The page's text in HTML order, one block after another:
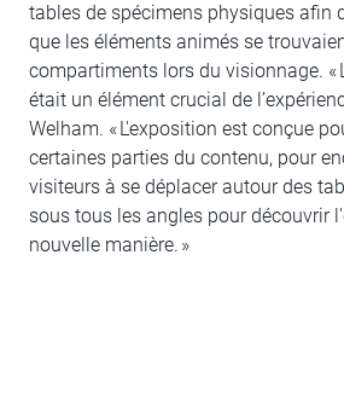
tables de spécimens physiques afin
que les éléments animés se
compartiments lors du visionnage. «
était un élément crucial de
Welham. « L'exposition est conçue
certaines parties du contenu, pour
visiteurs à se déplacer autour des
sous tous les angles pour découvrir
nouvelle manière. »